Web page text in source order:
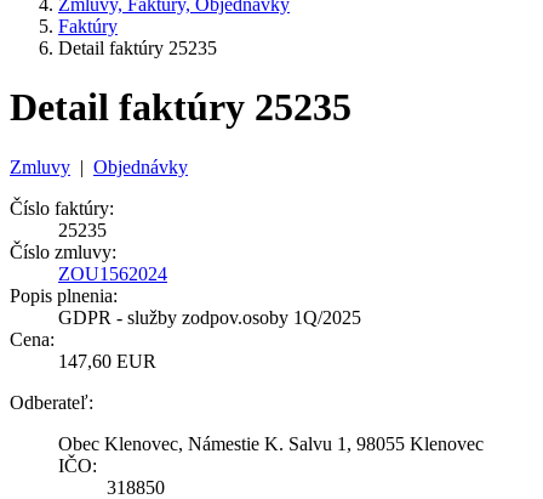
Zmluvy, Faktúry, Objednávky
Faktúry
Detail faktúry 25235
Detail faktúry 25235
Zmluvy | Objednávky
Číslo faktúry:
25235
Číslo zmluvy:
ZOU1562024
Popis plnenia:
GDPR - služby zodpov.osoby 1Q/2025
Cena:
147,60 EUR
Odberateľ:
Obec Klenovec, Námestie K. Salvu 1, 98055 Klenovec
IČO:
318850